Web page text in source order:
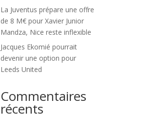
La Juventus prépare une offre
de 8 M€ pour Xavier Junior
Mandza, Nice reste inflexible
Jacques Ekomié pourrait
devenir une option pour
Leeds United
Commentaires
récents